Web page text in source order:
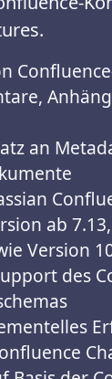
an
ab
Version
des